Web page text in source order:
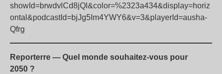
showId=brwdvlCd8jQl&color=%2323a434&display=horiz
ontal&podcastId=bjJg5Im4YWY6&v=3&playerId=ausha-
Qfrg
Reporterre — Quel monde souhaitez-vous pour
2050 ?